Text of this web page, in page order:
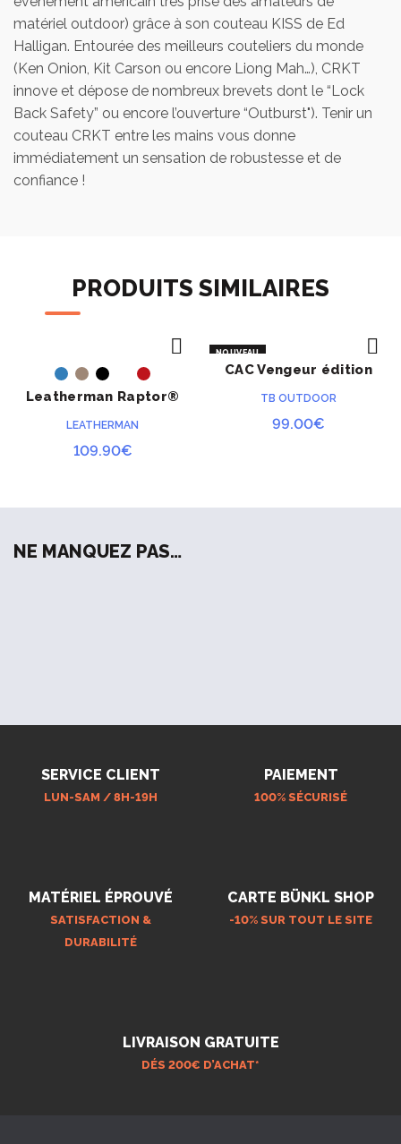
matériel outdoor) grâce à son couteau KISS de Ed
Halligan. Entourée des meilleurs couteliers du monde
(Ken Onion, Kit Carson ou encore Liong Mah…), CRKT
innove et dépose de nombreux brevets dont le “Lock
Back Safety” ou encore l’ouverture “Outburst"). Tenir un
couteau CRKT entre les mains vous donne
immédiatement un sensation de robustesse et de
confiance !
PRODUITS SIMILAIRES
ACHETER
Leatherman Raptor®
LEATHERMAN
109.90€
NOUVEAU
ACHETER
CAC Vengeur édition
TB OUTDOOR
99.00€
NE MANQUEZ PAS…
SERVICE CLIENT
LUN-SAM / 8H-19H
PAIEMENT
100% SÉCURISÉ
MATÉRIEL ÉPROUVÉ
SATISFACTION &
DURABILITÉ
CARTE BÜNKL SHOP
-10% SUR TOUT LE SITE
LIVRAISON GRATUITE
DÉS 200€ D’ACHAT*